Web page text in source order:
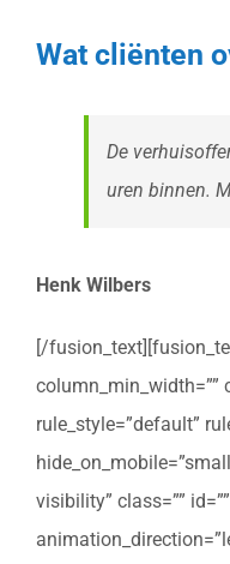
Wat cliënten
De
uren binnen.
Henk Wilbers
[/
column_min_width=””
rule_style=”default”
visibility” class=””